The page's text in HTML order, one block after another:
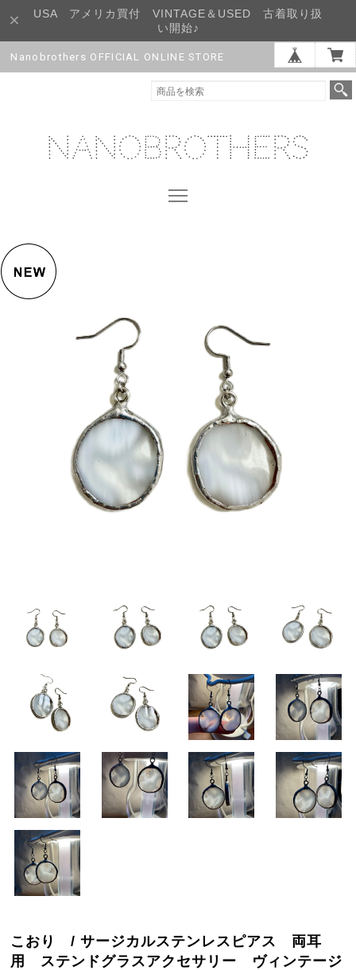
USA アメリカ買付 VINTAGE＆USED 古着取り扱
い開始♪
Nanobrothers OFFICIAL ONLINE STORE
こおり / サージカルステンレスピアス 両耳
用 ステンドグラスアクセサリー ヴィンテージ